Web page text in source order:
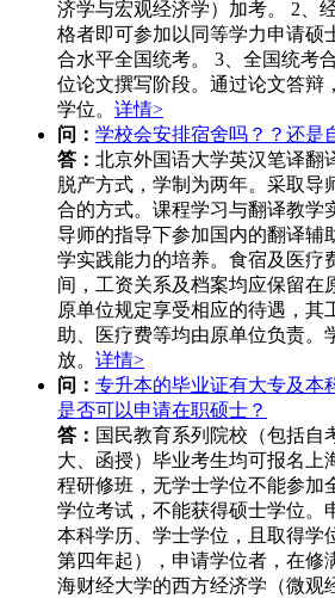
济学与宏观经济学）加考。 2、
格者即可参加以同等学力申请硕
合水平全国统考。 3、全国统考
位论文撰写阶段。通过论文答辩
学位。 详情>
问： 学校会安排宿舍吗？？还是
答： 北京外国语大学英汉笔译翻
脱产方式，学制为两年。采取导
合的方式。课程学习与翻译教学
导师的指导下参加国内的翻译辅
学实践能力的培养。食宿及医疗
间，工资关系及档案均应保留在
原单位规定享受相应的待遇，其
助、医疗费等均由原单位负责。
放。 详情>
问： 专升本的毕业证有大专及本
是否可以申请在职硕士？
答： 国民教育系列院校（包括自
大、函授）毕业考生均可报名上
程研修班，无学士学位不能参加
学位考试，不能获得硕士学位。
本科学历、学士学位，且取得学
第四年起），申请学位者，在修
海财经大学的西方经济学（微观